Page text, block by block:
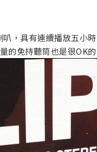
，具有連續播放五小
的免持聽筒也是很OK的